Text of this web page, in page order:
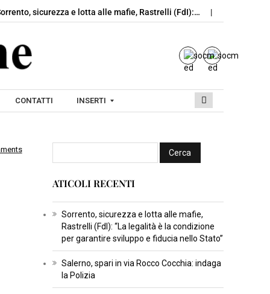
sicurezza e lotta alle mafie, Rastrelli (FdI):… Salerno, spari in
CONTATTI INSERTI
S
R
T
C
U
ATICOLI RECENTI
Sorrento, sicurezza e lotta alle mafie,
Rastrelli (FdI): “La legalità è la condizione
per garantire sviluppo e fiducia nello Stato”
Salerno, spari in via Rocco Cocchia: indaga
la Polizia